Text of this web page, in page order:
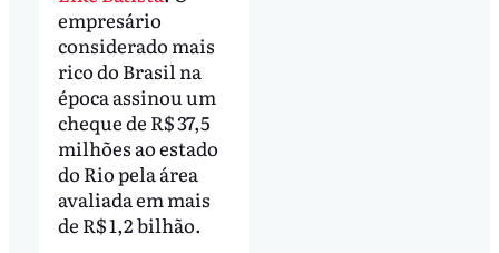
empresário
considerado mais
rico do Brasil na
época assinou um
cheque de R$ 37,5
milhões ao estado
do Rio pela área
avaliada em mais
de R$ 1,2 bilhão.